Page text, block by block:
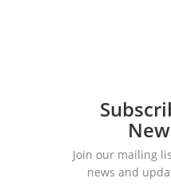
Join our mailing
news and